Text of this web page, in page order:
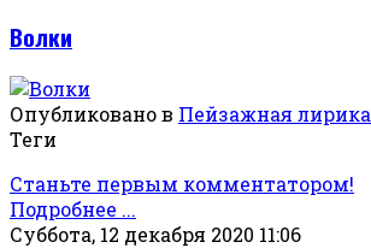
Волки
Опубликовано в Пейзажная лирика
Теги
Станьте первым комментатором!
Подробнее ...
Суббота, 12 декабря 2020 11:06